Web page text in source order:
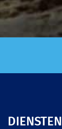
DIENSTEN